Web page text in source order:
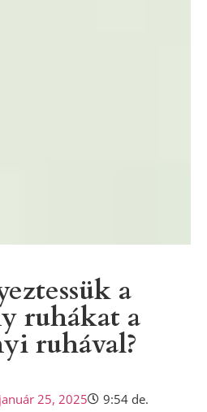
a
ruhákat a
ruhával?
január 25, 2025 9:54 de.